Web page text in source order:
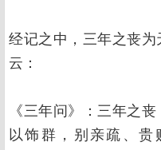
经记之中，三年之丧
云：
《三年问》：三年之
以饰群，别亲疏、